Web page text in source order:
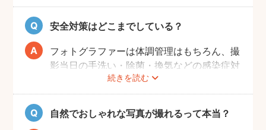
厳しい審査を通過した、赤ちゃん・子どもの
扱いに慣れているパパ・ママ世代のカメラマ
ンが全国に多数在籍。
またどのカメラマンでも指名料は一切ござい
ません。分かりやすい料金体系も人気のポイ
安全対策はどこまでしている？
続きを読む
フォトグラファーは体調管理はもちろん、撮
影当日の手洗い・除菌・換気などの感染症対
策や、熱中症予防に努めます。
また、撮影中はご家族のペースに合わせなが
ら、周囲や足元に危険なものがないか注意を
呼び掛けながら進行しますのでご安心くださ
自然でおしゃれな写真が撮れるって本当？